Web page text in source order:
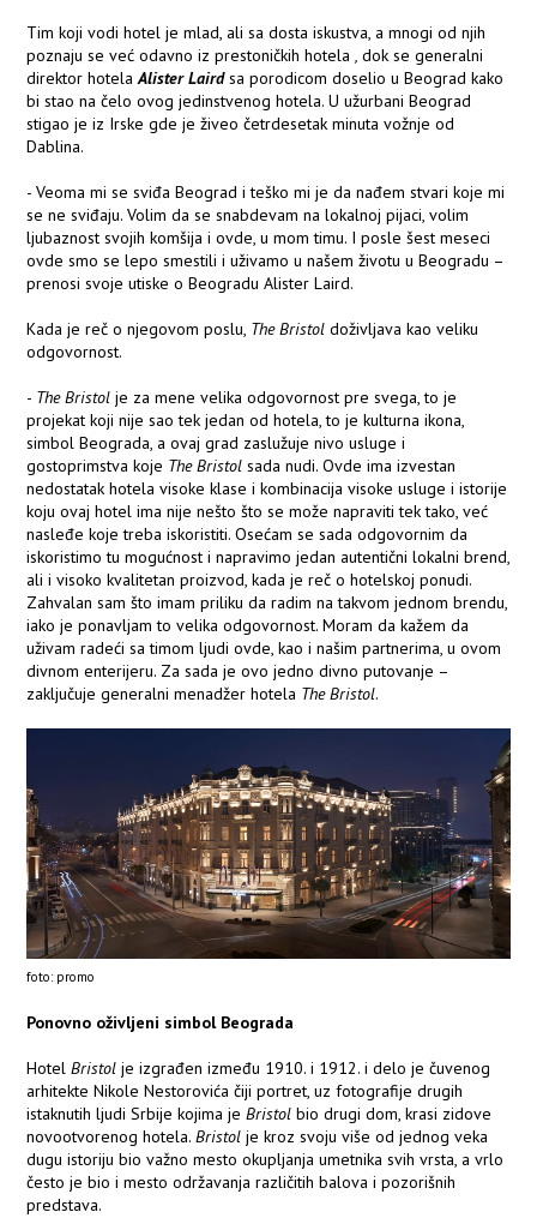
Tim koji vodi hotel je mlad, ali sa dosta iskustva, a mnogi od njih
poznaju se već odavno iz prestoničkih hotela,dok se generalni
direktor hotelaAlister Lairdsa porodicom doselio u Beograd kako
bi stao na čelo ovog jedinstvenog hotela. U užurbani Beograd
stigao je iz Irske gde je živeo četrdesetak minuta vožnje od
Dablina.
- Veoma mi se sviđa Beograd i teško mi je da nađem stvari koje mi
se ne sviđaju. Volim da se snabdevam na lokalnoj pijaci, volim
ljubaznost svojih komšija i ovde, u mom timu. I posle šest meseci
ovde smo se lepo smestili i uživamo u našem životu u Beogradu –
prenosi svoje utiske o Beogradu Alister Laird.
Kada je reč o njegovom poslu, The Bristol doživljava kao veliku
odgovornost.
- The Bristol je za mene velika odgovornost pre svega, to je
projekat koji nije sao tek jedan od hotela, to je kulturna ikona,
simbol Beograda, a ovaj grad zaslužuje nivo usluge i
gostoprimstva koje The Bristol sada nudi. Ovde ima izvestan
nedostatak hotela visoke klase i kombinacija visoke usluge i istorije
koju ovaj hotel ima nije nešto što se može napraviti tek tako, već
nasleđe koje treba iskoristiti. Osećam se sada odgovornim da
iskoristimo tu mogućnost i napravimo jedan autentični lokalni brend,
ali i visoko kvalitetan proizvod, kada je reč o hotelskoj ponudi.
Zahvalan sam što imam priliku da radim na takvom jednom brendu,
iako je ponavljam to velika odgovornost. Moram da kažem da
uživam radeći sa timom ljudi ovde, kao i našim partnerima, u ovom
divnom enterijeru. Za sada je ovo jedno divno putovanje –
zaključuje generalni menadžer hotela The Bristol.
foto: promo
Ponovno oživljeni simbol Beograda
HotelBristol je izgrađen između 1910. i 1912. i delo je čuvenog
arhitekte Nikole Nestorovića čiji portret, uz fotografije drugih
istaknutih ljudi Srbije kojima jeBristol bio drugi dom, krasi zidove
novootvorenog hotela.Bristol je kroz svoju više od jednog veka
dugu istoriju bio važno mesto okupljanja umetnika svih vrsta, a vrlo
često je bio i mesto održavanja različitih balova i pozorišnih
predstava.